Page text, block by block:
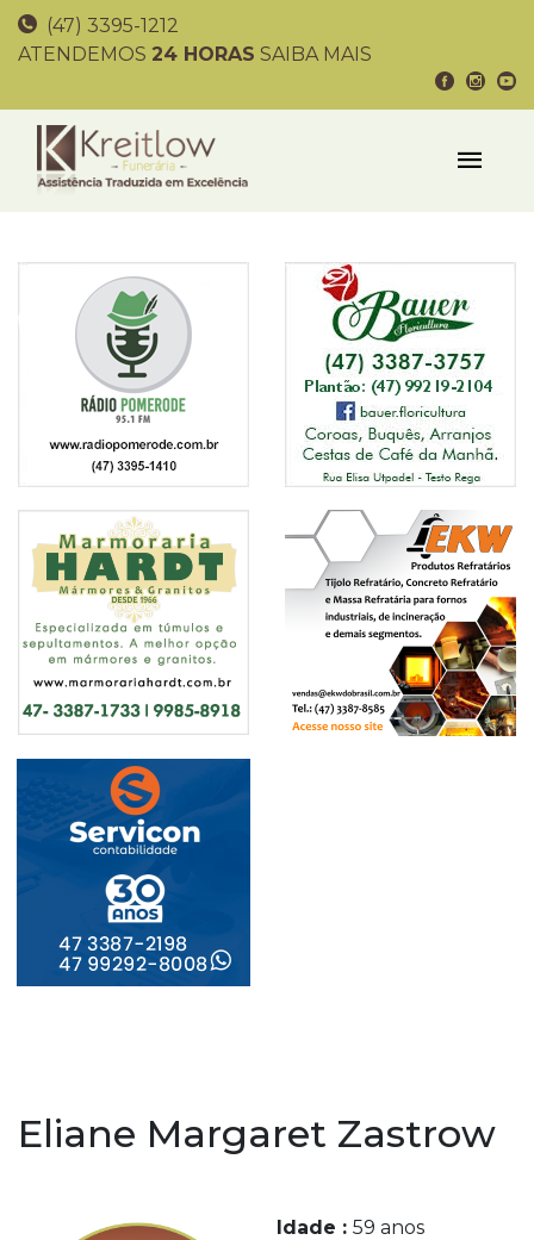
(47) 3395-1212
ATENDEMOS 24 HORAS SAIBA MAIS
Eliane Margaret Zastrow
Idade : 59 anos